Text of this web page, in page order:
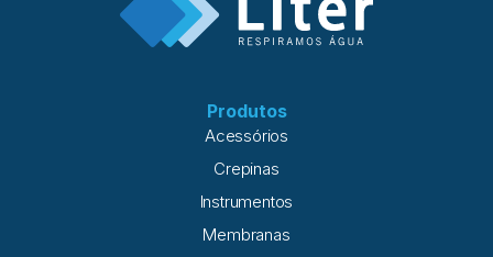
Produtos
Acessórios
Crepinas
Instrumentos
Membranas